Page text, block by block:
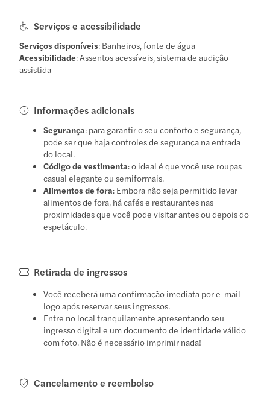
Serviços e acessibilidade
Serviços disponíveis: Banheiros, fonte de água
Acessibilidade: Assentos acessíveis, sistema de audição
assistida
Informações adicionais
Segurança: para garantir o seu conforto e segurança,
pode ser que haja controles de segurança na entrada
do local.
Código de vestimenta: o ideal é que você use roupas
casual elegante ou semiformais.
Alimentos de fora: Embora não seja permitido levar
alimentos de fora, há cafés e restaurantes nas
proximidades que você pode visitar antes ou depois do
espetáculo.
Retirada de ingressos
Você receberá uma confirmação imediata por e-mail
logo após reservar seus ingressos.
Entre no local tranquilamente apresentando seu
ingresso digital e um documento de identidade válido
com foto. Não é necessário imprimir nada!
Cancelamento e reembolso